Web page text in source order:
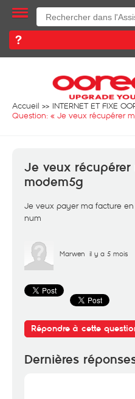
Accueil
INTERNET ET FIXE
Question: « Je veux récupérer
Je veux
modem5g
Je veux payer ma facture
num
Marwen il y a 5 mois
Répondre à cette
Dernières